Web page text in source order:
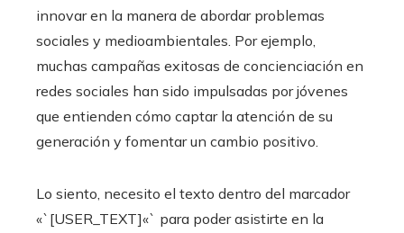
innovar en la manera de abordar problemas
sociales y medioambientales. Por ejemplo,
muchas campañas exitosas de concienciación en
redes sociales han sido impulsadas por jóvenes
que entienden cómo captar la atención de su
generación y fomentar un cambio positivo.
Lo siento, necesito el texto dentro del marcador
«`[USER_TEXT]«` para poder asistirte en la